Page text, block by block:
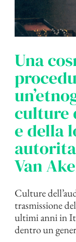
Una
culture
e della
Van
Culture
trasmissione
ultimi anni in
dentro un